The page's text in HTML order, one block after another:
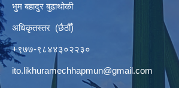
भुम बहादुर बुढाथोकी
अधिकृतस्तर (छैठौँ)
+९७७-९८४४३०२२३०
ito.likhuramechhapmun@gmail.com